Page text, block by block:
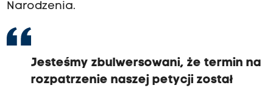
Narodzenia.
Jesteśmy zbulwersowani, że termin na
rozpatrzenie naszej petycji został